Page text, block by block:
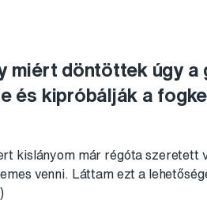
miért döntöttek úgy a
és kipróbálják a
kislányom már régóta szeretett
venni. Láttam ezt a